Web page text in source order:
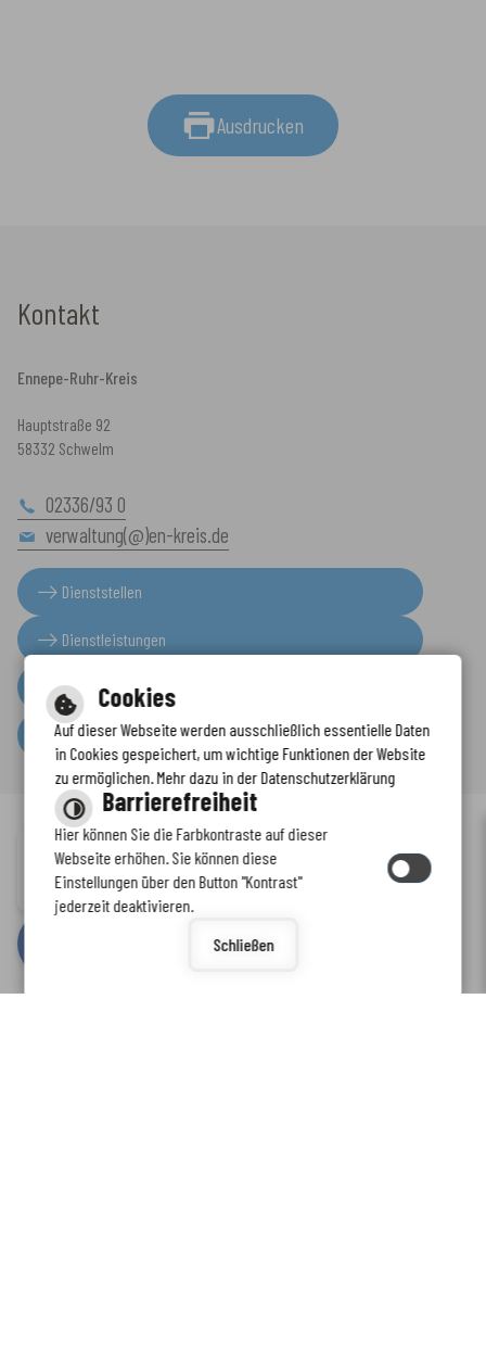
Ausdrucken
Kontakt
Ennepe-Ruhr-Kreis
Hauptstraße 92
58332 Schwelm
02336/93 0
verwaltung(@)en-kreis.de
Dienststellen
Dienstleistungen
Presseinformationen
Serviceportal
Inhalt-Impressum-Datenschutzerklärung Kontaktformular -
Barrierefreiheit
bycm citymedia GmbH
Immer auf dem neuesten Stand
www.enkreis.de möchte Ihnen Benachrichtigungen senden
Cookies
Auf dieser Webseite werden ausschließlich essentielle Daten
in Cookies gespeichert, um wichtige Funktionen der Website
zu ermöglichen. Mehr dazu in der Datenschutzerklärung
Barrierefreiheit
Hier können Sie die Farbkontraste auf dieser
Webseite erhöhen. Sie können diese
Einstellungen über den Button "Kontrast"
jederzeit deaktivieren.
Schließen